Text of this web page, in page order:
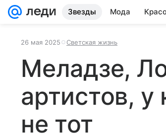
Звезды Мода
26 мая 2025 Светская жизнь
Меладзе,
артистов,
не тот